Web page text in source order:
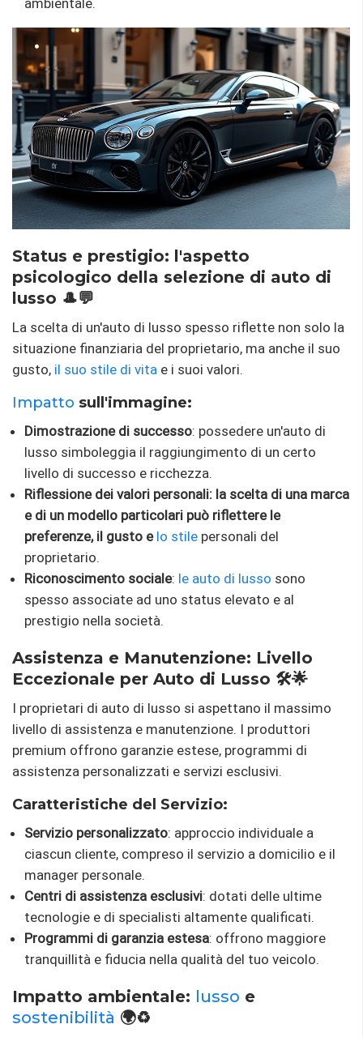
ambientale.
Status e prestigio: l'aspetto
psicologico della selezione di auto di
lusso 🎩💬
La scelta di un'auto di lusso spesso riflette non solo la
situazione finanziaria del proprietario, ma anche il suo
gusto, il suo stile di vita e i suoi valori.
Impatto sull'immagine:
Dimostrazione di successo: possedere un'auto di
lusso simboleggia il raggiungimento di un certo
livello di successo e ricchezza.
Riflessione dei valori personali: la scelta di una marca
e di un modello particolari può riflettere le
preferenze, il gusto e lo stile personali del
proprietario.
Riconoscimento sociale: le auto di lusso sono
spesso associate ad uno status elevato e al
prestigio nella società.
Assistenza e Manutenzione: Livello
Eccezionale per Auto di Lusso 🛠️🌟
I proprietari di auto di lusso si aspettano il massimo
livello di assistenza e manutenzione. I produttori
premium offrono garanzie estese, programmi di
assistenza personalizzati e servizi esclusivi.
Caratteristiche del Servizio:
Servizio personalizzato: approccio individuale a
ciascun cliente, compreso il servizio a domicilio e il
manager personale.
Centri di assistenza esclusivi: dotati delle ultime
tecnologie e di specialisti altamente qualificati.
Programmi di garanzia estesa: offrono maggiore
tranquillità e fiducia nella qualità del tuo veicolo.
Impatto ambientale: lusso e
sostenibilità 🌍♻️